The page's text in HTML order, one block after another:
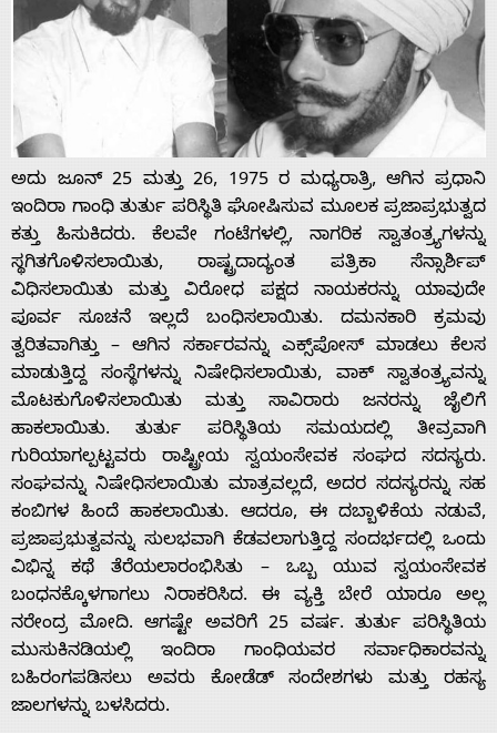
ಅದು ಜೂನ್ 25 ಮತ್ತು 26, 1975 ರ ಮಧ್ಯರಾತ್ರಿ, ಆಗಿನ ಪ್ರಧಾನಿ
ಇಂದಿರಾ ಗಾಂಧಿ ತುರ್ತು ಪರಿಸ್ಥಿತಿ ಘೋಷಿಸುವ ಮೂಲಕ ಪ್ರಜಾಪ್ರಭುತ್ವದ
ಕತ್ತು ಹಿಸುಕಿದರು. ಕೆಲವೇ ಗಂಟೆಗಳಲ್ಲಿ, ನಾಗರಿಕ ಸ್ವಾತಂತ್ರ್ಯಗಳನ್ನು
ಸ್ಥಗಿತಗೊಳಿಸಲಾಯಿತು, ರಾಷ್ಟ್ರದಾದ್ಯಂತ ಪತ್ರಿಕಾ ಸೆನ್ಸಾರ್ಶಿಪ್
ವಿಧಿಸಲಾಯಿತು ಮತ್ತು ವಿರೋಧ ಪಕ್ಷದ ನಾಯಕರನ್ನು ಯಾವುದೇ
ಪೂರ್ವ ಸೂಚನೆ ಇಲ್ಲದೆ ಬಂಧಿಸಲಾಯಿತು. ದಮನಕಾರಿ ಕ್ರಮವು
ತ್ವರಿತವಾಗಿತ್ತು – ಆಗಿನ ಸರ್ಕಾರವನ್ನು ಎಕ್ಸ್‌ಪೋಸ್‌ ಮಾಡಲು ಕೆಲಸ
ಮಾಡುತ್ತಿದ್ದ ಸಂಸ್ಥೆಗಳನ್ನು ನಿಷೇಧಿಸಲಾಯಿತು, ವಾಕ್ ಸ್ವಾತಂತ್ರ್ಯವನ್ನು
ಮೊಟಕುಗೊಳಿಸಲಾಯಿತು ಮತ್ತು ಸಾವಿರಾರು ಜನರನ್ನು ಜೈಲಿಗೆ
ಹಾಕಲಾಯಿತು. ತುರ್ತು ಪರಿಸ್ಥಿತಿಯ ಸಮಯದಲ್ಲಿ ತೀವ್ರವಾಗಿ
ಗುರಿಯಾಗಲ್ಪಟ್ಟವರು ರಾಷ್ಟ್ರೀಯ ಸ್ವಯಂಸೇವಕ ಸಂಘದ ಸದಸ್ಯರು.
ಸಂಘವನ್ನು ನಿಷೇಧಿಸಲಾಯಿತು ಮಾತ್ರವಲ್ಲದೆ, ಅದರ ಸದಸ್ಯರನ್ನು ಸಹ
ಕಂಬಿಗಳ ಹಿಂದೆ ಹಾಕಲಾಯಿತು. ಆದರೂ, ಈ ದಬ್ಬಾಳಿಕೆಯ ನಡುವೆ,
ಪ್ರಜಾಪ್ರಭುತ್ವವನ್ನು ಸುಲಭವಾಗಿ ಕೆಡವಲಾಗುತ್ತಿದ್ದ ಸಂದರ್ಭದಲ್ಲಿ ಒಂದು
ವಿಭಿನ್ನ ಕಥೆ ತೆರೆಯಲಾರಂಭಿಸಿತು – ಒಬ್ಬ ಯುವ ಸ್ವಯಂಸೇವಕ
ಬಂಧನಕ್ಕೊಳಗಾಗಲು ನಿರಾಕರಿಸಿದ. ಈ ವ್ಯಕ್ತಿ ಬೇರೆ ಯಾರೂ ಅಲ್ಲ
ನರೇಂದ್ರ ಮೋದಿ. ಆಗಷ್ಟೇ ಅವರಿಗೆ 25 ವರ್ಷ. ತುರ್ತು ಪರಿಸ್ಥಿತಿಯ
ಮುಸುಕಿನಡಿಯಲ್ಲಿ ಇಂದಿರಾ ಗಾಂಧಿಯವರ ಸರ್ವಾಧಿಕಾರವನ್ನು
ಬಹಿರಂಗಪಡಿಸಲು ಅವರು ಕೋಡೆಡ್ ಸಂದೇಶಗಳು ಮತ್ತು ರಹಸ್ಯ
ಜಾಲಗಳನ್ನು ಬಳಸಿದರು.